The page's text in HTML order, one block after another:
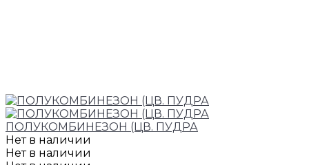
ПОЛУКОМБИНЕЗОН (ЦВ. ПУДРА
Нет в наличии
Нет в наличии